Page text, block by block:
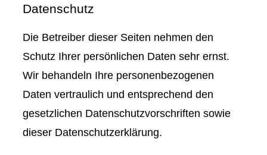
Datenschutz
Die Betreiber dieser Seiten nehmen den
Schutz Ihrer persönlichen Daten sehr ernst.
Wir behandeln Ihre personenbezogenen
Daten vertraulich und entsprechend den
gesetzlichen Datenschutzvorschriften sowie
dieser Datenschutzerklärung.